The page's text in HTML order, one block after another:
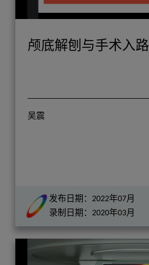
颅底解刨与手术入路
吴震
发布日期：2022年07月
录制日期：2020年03月